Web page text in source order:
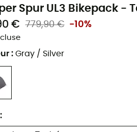
Spur UL3 Bikepack -
€
779,90 € -10%
: Gray / Silver
: